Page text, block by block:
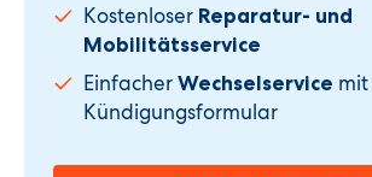
Kostenloser Reparatur- und
Mobilitätsservice
Einfacher Wechselservice mit
Kündigungsformular